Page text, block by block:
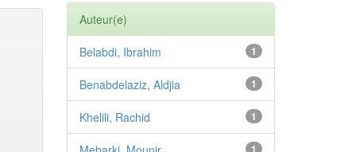
Auteur(e)
1
Belabdi, Ibrahim
1
Benabdelaziz, Aldjia
1
Khelili, Rachid
1